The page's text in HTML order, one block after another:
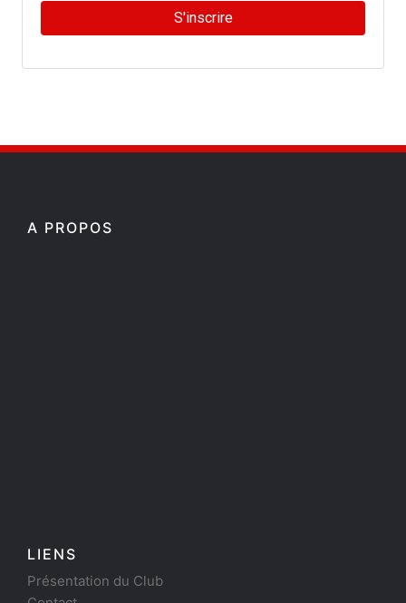
S'inscrire
A PROPOS
LIENS
Présentation du Club